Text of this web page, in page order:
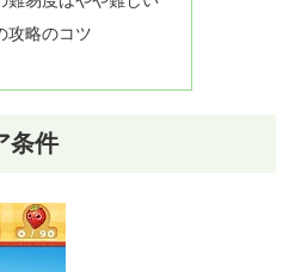
攻略のコツ
条件